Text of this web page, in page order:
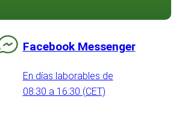
Facebook Messenger
En días laborables de
08:30 a 16:30 (CET)